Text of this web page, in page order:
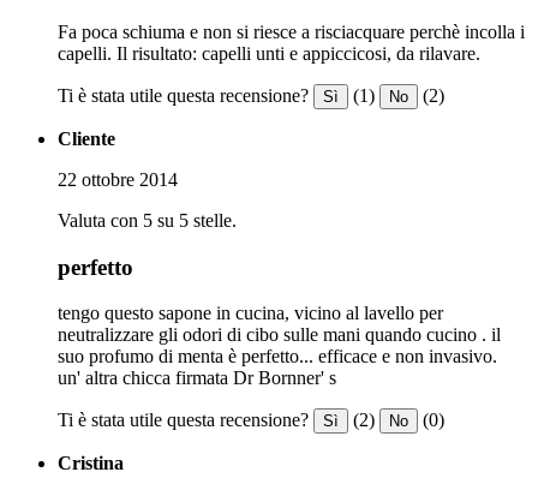
Fa poca schiuma e non si riesce a risciacquare perchè incolla i
capelli. Il risultato: capelli unti e appiccicosi, da rilavare.
Ti è stata utile questa recensione? Sì (1) No (2)
Cliente
22 ottobre 2014
Valuta con 5 su 5 stelle.
perfetto
tengo questo sapone in cucina, vicino al lavello per
neutralizzare gli odori di cibo sulle mani quando cucino . il
suo profumo di menta è perfetto... efficace e non invasivo.
un' altra chicca firmata Dr Bornner' s
Ti è stata utile questa recensione? Sì (2) No (0)
Cristina